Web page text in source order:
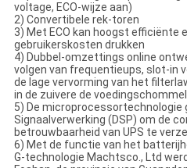
voltage, ECO-wijze aan)
2) Convertibele rek-toren
3) Met ECO kan hoogst efficiënte
gebruikerskosten drukken
4) Dubbel-omzettings online
volgen van frequentieups, slot-in
de lage vervorming van het
in de zuivere de
5) De microprocessortechnologie
Signaalverwerking (DSP) om de
betrouwbaarheid van UPS te
6) Met de functie van het
G-technologie Machtsco., Ltd